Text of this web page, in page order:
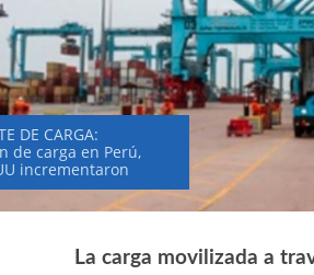
DE CARGA:
de carga en Perú,
incrementaron
La carga movilizada a